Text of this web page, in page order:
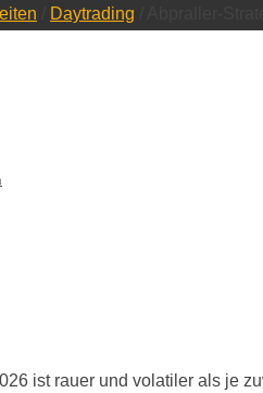
Daytrading
ist rauer und volatiler als je